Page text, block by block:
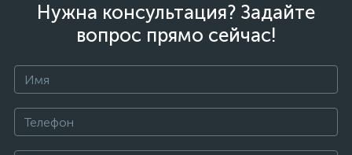
Нужна консультация? Задайте
вопрос прямо сейчас!